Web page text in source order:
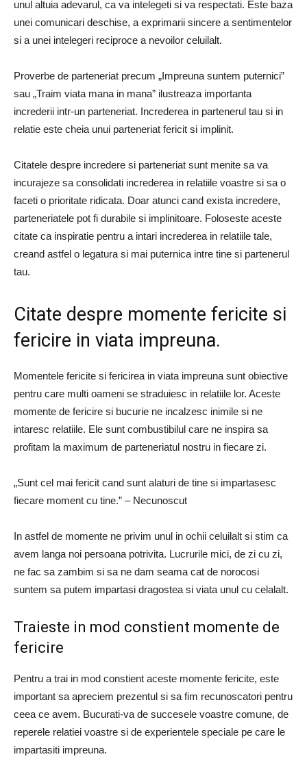
unul altuia adevarul, ca va intelegeti si va respectati. Este baza
unei comunicari deschise, a exprimarii sincere a sentimentelor
si a unei intelegeri reciproce a nevoilor celuilalt.
Proverbe de parteneriat precum „Impreuna suntem puternici”
sau „Traim viata mana in mana” ilustreaza importanta
increderii intr-un parteneriat. Increderea in partenerul tau si in
relatie este cheia unui parteneriat fericit si implinit.
Citatele despre incredere si parteneriat sunt menite sa va
incurajeze sa consolidati increderea in relatiile voastre si sa o
faceti o prioritate ridicata. Doar atunci cand exista incredere,
parteneriatele pot fi durabile si implinitoare. Foloseste aceste
citate ca inspiratie pentru a intari increderea in relatiile tale,
creand astfel o legatura si mai puternica intre tine si partenerul
tau.
Citate despre momente fericite si
fericire in viata impreuna.
Momentele fericite si fericirea in viata impreuna sunt obiective
pentru care multi oameni se straduiesc in relatiile lor. Aceste
momente de fericire si bucurie ne incalzesc inimile si ne
intaresc relatiile. Ele sunt combustibilul care ne inspira sa
profitam la maximum de parteneriatul nostru in fiecare zi.
„Sunt cel mai fericit cand sunt alaturi de tine si impartasesc
fiecare moment cu tine.” – Necunoscut
In astfel de momente ne privim unul in ochii celuilalt si stim ca
avem langa noi persoana potrivita. Lucrurile mici, de zi cu zi,
ne fac sa zambim si sa ne dam seama cat de norocosi
suntem sa putem impartasi dragostea si viata unul cu celalalt.
Traieste in mod constient momente de
fericire
Pentru a trai in mod constient aceste momente fericite, este
important sa apreciem prezentul si sa fim recunoscatori pentru
ceea ce avem. Bucurati-va de succesele voastre comune, de
reperele relatiei voastre si de experientele speciale pe care le
impartasiti impreuna.